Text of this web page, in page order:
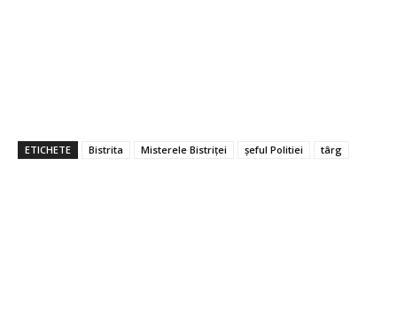
ETICHETE Bistrita Misterele Bistriței șeful Politiei târg